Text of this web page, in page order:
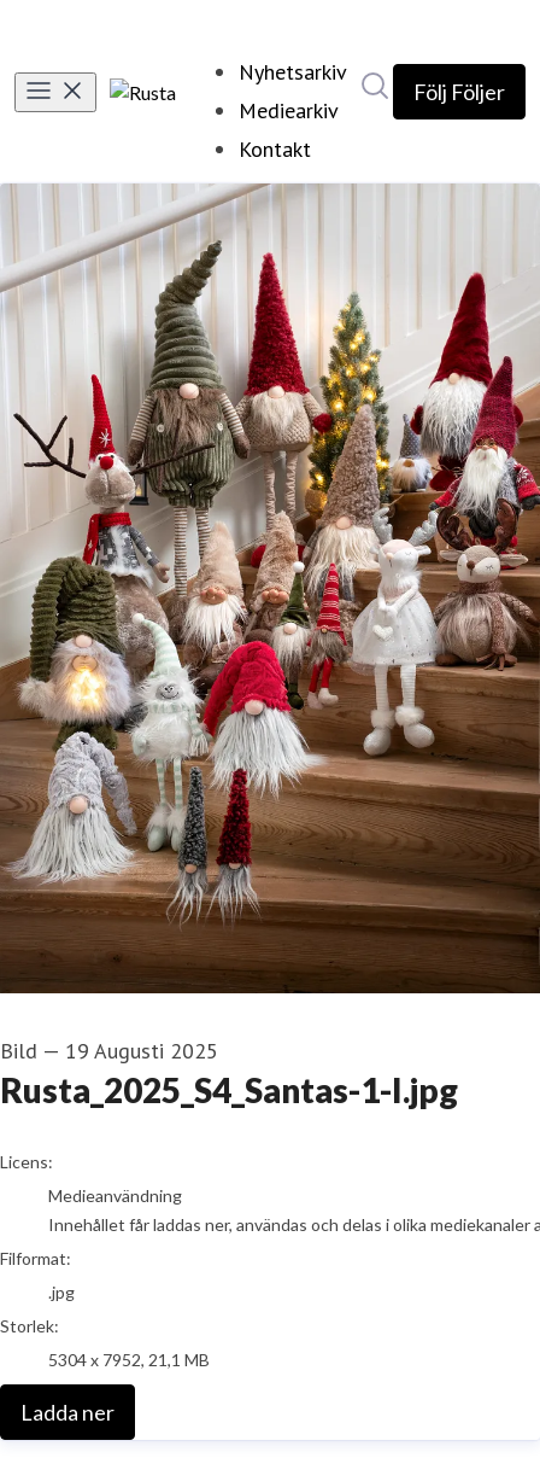
Nyhetsarkiv
Mediearkiv
Kontakt
Följ Följer
Bild — 19 Augusti 2025
Rusta_2025_S4_Santas-1-I.jpg
go to media item
Licens:
Medieanvändning
Innehållet får laddas ner, användas och delas i olika
Filformat:
.jpg
Storlek:
5304 x 7952, 21,1 MB
Ladda ner